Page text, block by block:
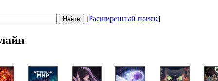
[Расширенный поиск]